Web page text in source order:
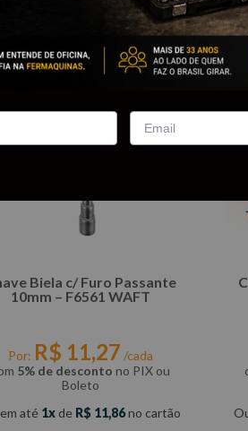
Biela c/ Furo Passante
10mm – F6561 WAFT
Por: R$ 11,27 /cada
5% de desconto no PIX ou
Boleto
até 1 de R$ 11,86no cartão